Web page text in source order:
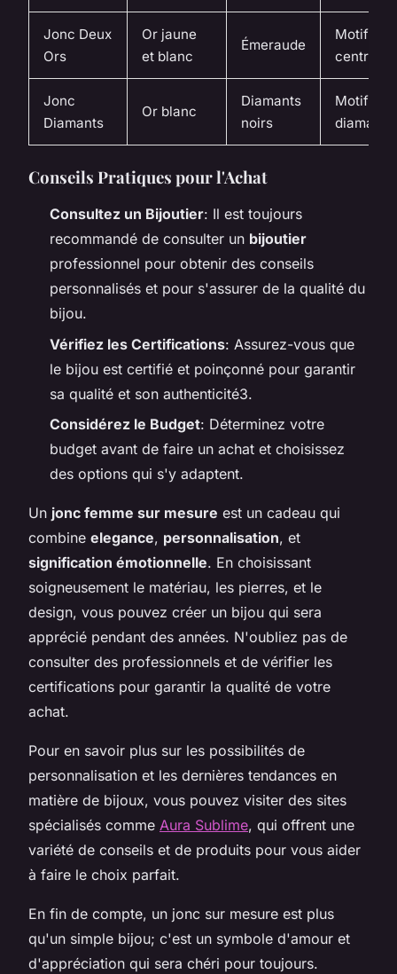
Jonc Deux
Ors
Or jaune
et blanc
Émeraude
Motif
central
Jonc
Diamants
Or blanc
Diamants
noirs
Motif
diamants
Conseils Pratiques pour l'Achat
Consultez un Bijoutier: Il est toujours
recommandé de consulter un bijoutier
professionnel pour obtenir des conseils
personnalisés et pour s'assurer de la qualité du
bijou.
Vérifiez les Certifications: Assurez-vous que
le bijou est certifié et poinçonné pour garantir
sa qualité et son authenticité3.
Considérez le Budget: Déterminez votre
budget avant de faire un achat et choisissez
des options qui s'y adaptent.
Un jonc femme sur mesure est un cadeau qui
combine elegance, personnalisation, et
signification émotionnelle. En choisissant
soigneusement le matériau, les pierres, et le
design, vous pouvez créer un bijou qui sera
apprécié pendant des années. N'oubliez pas de
consulter des professionnels et de vérifier les
certifications pour garantir la qualité de votre
achat.
Pour en savoir plus sur les possibilités de
personnalisation et les dernières tendances en
matière de bijoux, vous pouvez visiter des sites
spécialisés comme Aura Sublime, qui offrent une
variété de conseils et de produits pour vous aider
à faire le choix parfait.
En fin de compte, un jonc sur mesure est plus
qu'un simple bijou; c'est un symbole d'amour et
d'appréciation qui sera chéri pour toujours.